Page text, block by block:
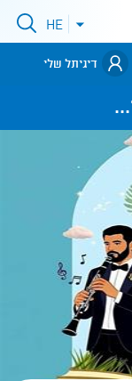
פתיחתHE
דיגיתל שלי